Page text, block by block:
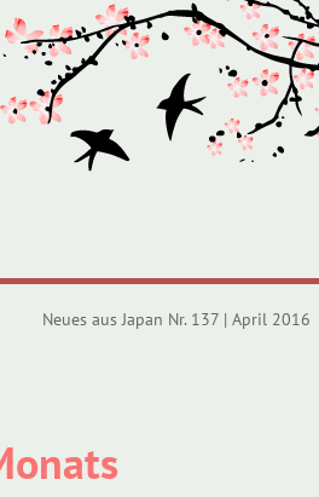
Neues aus Japan Nr. 137 | April 2016